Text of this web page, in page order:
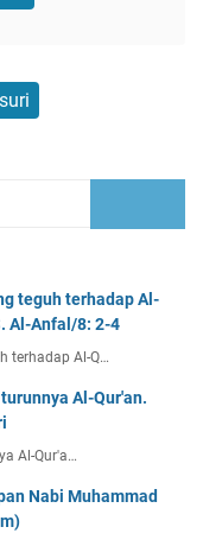
teguh terhadap Al-
Al-Anfal/8: 2-4
terhadap Al-Q…
Al-Qur'an.
Al-Qur'a…
Nabi Muhammad